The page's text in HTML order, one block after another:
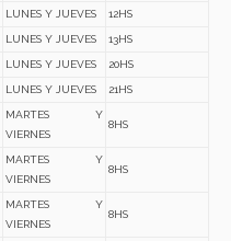
LUNES Y JUEVES 12HS
LUNES Y JUEVES 13HS
LUNES Y JUEVES 20HS
LUNES Y JUEVES 21HS
MARTES Y
VIERNES
8HS
MARTES Y
VIERNES
8HS
MARTES Y
VIERNES
8HS